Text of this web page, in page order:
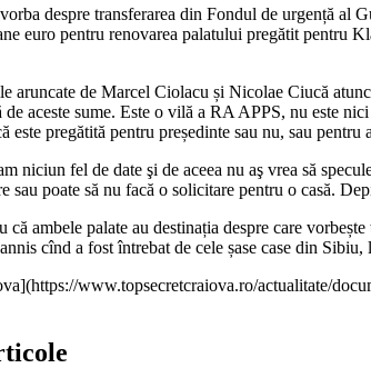
despre transferarea din Fondul de urgență
euro pentru renovarea palatului pregătit pentru
aruncate de Marcel Ciolacu și Nicolae Ciucă
de aceste sume. Este o vilă a RA APPS, nu este
este pregătită pentru președinte sau nu, sau pentru
niciun fel de date şi de aceea nu aş vrea să
sau poate să nu facă o solicitare pentru o casă.
că ambele palate au destinația despre care
cînd a fost întrebat de cele șase case din
www.topsecretcraiova.ro/actualitate/